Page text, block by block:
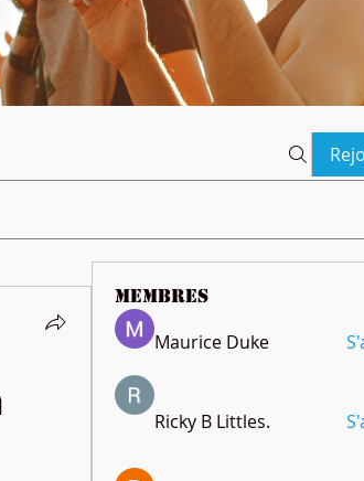
membres
Maurice Duke
Ricky B Littles.